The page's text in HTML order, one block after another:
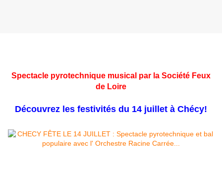
Spectacle pyrotechnique musical par la Société Feux
de Loire
Découvrez les festivités du 14 juillet à Chécy!